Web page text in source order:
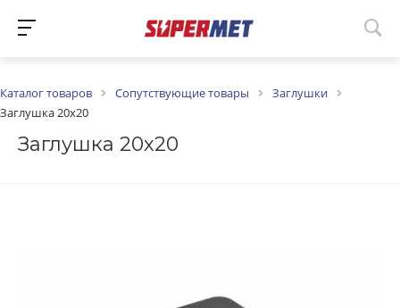
Каталог товаров Сопутствующие товары
Заглушки
Заглушка 20х20
Заглушка 20х20